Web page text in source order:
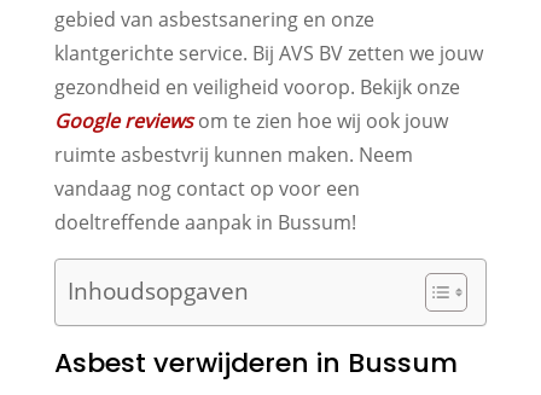
gebied van asbestsanering en onze
klantgerichte service. Bij AVS BV zetten we jouw
gezondheid en veiligheid voorop. Bekijk onze
Google reviewsom te zien hoe wij ook jouw
ruimte asbestvrij kunnen maken. Neem
vandaag nog contact op voor een
doeltreffende aanpak in Bussum!
Inhoudsopgaven
Asbest verwijderen in Bussum